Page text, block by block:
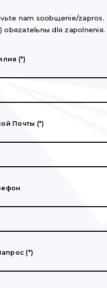
nam soobщenie/zapros.
obяzatelьnы dlя zapolneniя.
(*)
Почты (*)
(*)